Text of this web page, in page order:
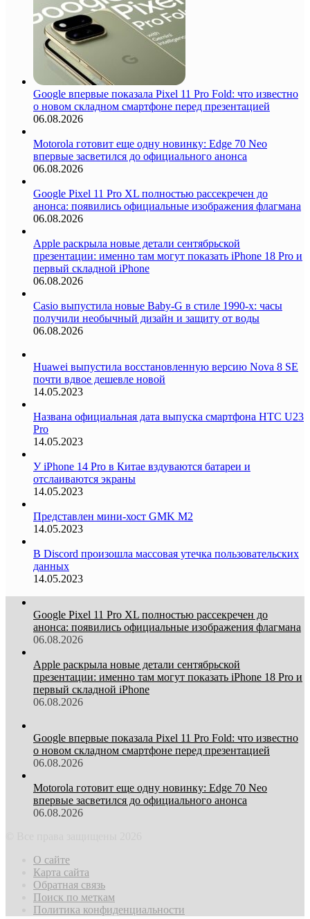
Google впервые показала Pixel 11 Pro Fold: что известно
о новом складном смартфоне перед презентацией
06.08.2026
Motorola готовит еще одну новинку: Edge 70 Neo
впервые засветился до официального анонса
06.08.2026
Google Pixel 11 Pro XL полностью рассекречен до
анонса: появились официальные изображения флагмана
06.08.2026
Apple раскрыла новые детали сентябрьской
презентации: именно там могут показать iPhone 18 Pro и
первый складной iPhone
06.08.2026
Casio выпустила новые Baby-G в стиле 1990-х: часы
получили необычный дизайн и защиту от воды
06.08.2026
Huawei выпустила восстановленную версию Nova 8 SE
почти вдвое дешевле новой
14.05.2023
Названа официальная дата выпуска смартфона HTC U23
Pro
14.05.2023
У iPhone 14 Pro в Китае вздуваются батареи и
отслаиваются экраны
14.05.2023
Представлен мини-хост GMK M2
14.05.2023
В Discord произошла массовая утечка пользовательских
данных
14.05.2023
Google Pixel 11 Pro XL полностью рассекречен до
анонса: появились официальные изображения флагмана
06.08.2026
Apple раскрыла новые детали сентябрьской
презентации: именно там могут показать iPhone 18 Pro и
первый складной iPhone
06.08.2026
Google впервые показала Pixel 11 Pro Fold: что известно
о новом складном смартфоне перед презентацией
06.08.2026
Motorola готовит еще одну новинку: Edge 70 Neo
впервые засветился до официального анонса
06.08.2026
О сайте
Карта сайта
Обратная связь
Поиск по меткам
Политика конфиденциальности